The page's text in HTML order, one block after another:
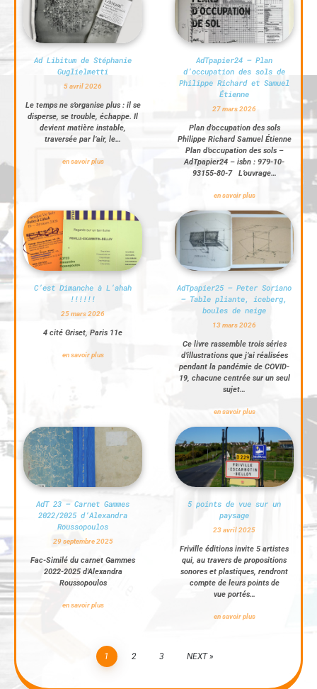
Ad Libitum de Stéphanie
Guglielmetti
5 avril 2026
Le temps ne s’organise plus : il se
disperse, se trouble, échappe. Il
devient matière instable,
traversée par l’air, le…
en savoir plus
AdTpapier24 – Plan
d’occupation des sols de
Philippe Richard et Samuel
Étienne
27 mars 2026
Plan d’occupation des sols
Philippe Richard Samuel Étienne
Plan d’occupation des sols –
AdTpapier24 – isbn : 979-10-
93155-80-7 L’ouvrage…
en savoir plus
C’est Dimanche à L’ahah
!!!!!!
25 mars 2026
4 cité Griset, Paris 11e
en savoir plus
AdTpapier25 – Peter Soriano
– Table pliante, iceberg,
boules de neige
13 mars 2026
Ce livre rassemble trois séries
d’illustrations que j’ai réalisées
pendant la pandémie de COVID-
19, chacune centrée sur un seul
sujet…
en savoir plus
AdT 23 – Carnet Gammes
2022/2025 d’Alexandra
Roussopoulos
29 septembre 2025
Fac-Similé du carnet Gammes
2022-2025 d'Alexandra
Roussopoulos
en savoir plus
5 points de vue sur un
paysage
23 avril 2025
Friville éditions invite 5 artistes
qui, au travers de propositions
sonores et plastiques, rendront
compte de leurs points de
vue portés…
en savoir plus
1 2 3 NEXT